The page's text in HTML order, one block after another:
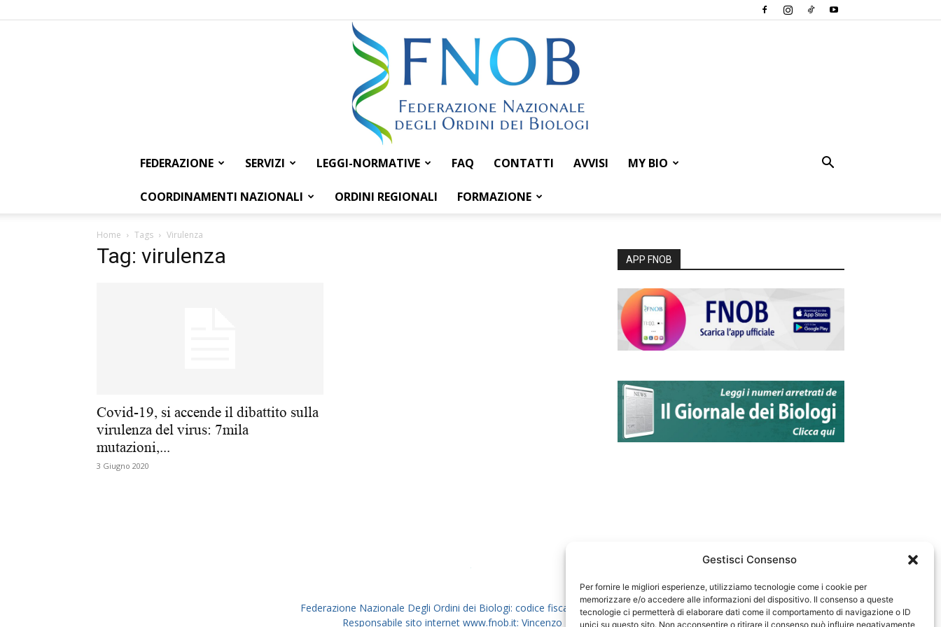
Gestisci Consenso
Per fornire le migliori esperienze, utilizziamo tecnologie come i cookie per
memorizzare e/o accedere alle informazioni del dispositivo. Il consenso a queste
tecnologie ci permetterà di elaborare dati come il comportamento di navigazione o ID
unici su questo sito. Non acconsentire o ritirare il consenso può influire negativamente
Federazione
FEDERAZIONE SERVIZI LEGGI-NORMATIVE FAQ CONTATTI AVVISI MY BIO
COORDINAMENTI NAZIONALI ORDINI REGIONALI FORMAZIONE
Home Tags Virulenza
Tag: virulenza
Covid-19, si accende il dibattito sulla
virulenza del virus: 7mila
mutazioni,...
3 Giugno 2020
APP FNOB
Federazione Nazionale Degli Ordini dei Biologi: codice fiscale 80069130583
Responsabile sito internet www.fnob.it: Vincenzo D'Anna